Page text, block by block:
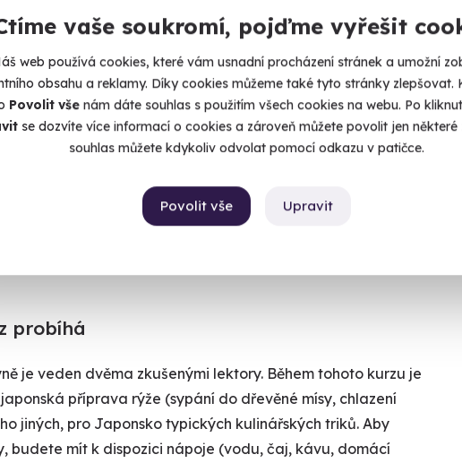
vaše soukromí, pojďme vyřešit
web používá cookies, které vám usnadní procházení stránek a umožní
obsahu a reklamy. Díky cookies můžeme také tyto stránky zlepšovat.
Povolit vše nám dáte souhlas s použitím všech cookies na webu. Po
se dozvíte více informací o cookies a zároveň můžete povolit jen některé
souhlas můžete kdykoliv odvolat pomocí odkazu v patičce.
Upravit
Povolit vše
termínů
Objednat poukaz
může
probíhá
je veden dvěma zkušenými lektory. Během tohoto kurzu je
příprava rýže (sypání do dřevěné mísy, chlazení
jiných, pro Japonsko typických kulinářských triků. Aby
budete mít k dispozici nápoje (vodu, čaj, kávu, domácí